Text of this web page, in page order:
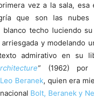
vez a la sala, esa
que son las nubes
techo luciendo
y modelando
admirativo en su
” (1962) por
Leo Beranek, quien era
Bolt, Beranek y